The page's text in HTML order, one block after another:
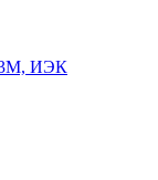
3M, ИЭК